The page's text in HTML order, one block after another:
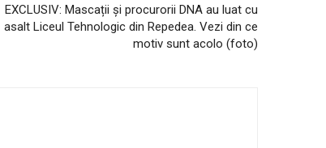
EXCLUSIV: Mascații și procurorii DNA au luat cu
asalt Liceul Tehnologic din Repedea. Vezi din ce
motiv sunt acolo (foto)